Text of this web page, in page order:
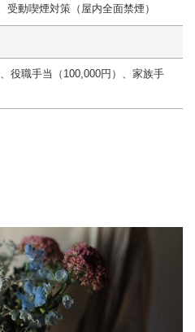
動喫煙対策（屋内全面禁煙）
役職手当（100,000円）、家族手